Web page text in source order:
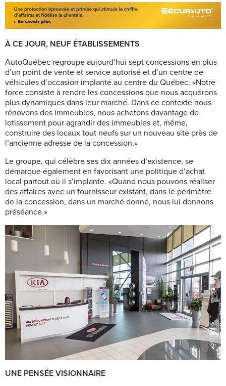
À CE JOUR, NEUF ÉTABLISSEMENTS
AutoQuébec regroupe aujourd’hui sept concessions en plus
d’un point de vente et service autorisé et d’un centre de
véhicules d’occasion implanté au centre du Québec. «Notre
force consiste à rendre les concessions que nous acquérons
plus dynamiques dans leur marché. Dans ce contexte nous
rénovons des immeubles, nous achetons davantage de
lotissement pour agrandir des immeubles et, même,
construire des locaux tout neufs sur un nouveau site près de
l’ancienne adresse de la concession.»
Le groupe, qui célèbre ses dix années d’existence, se
démarque également en favorisant une politique d’achat
local partout où il s’implante. «Quand nous pouvons réaliser
des affaires avec un fournisseur existant, dans le périmètre
de la concession, dans un marché donné, nous lui donnons
préséance.»
UNE PENSÉE VISIONNAIRE